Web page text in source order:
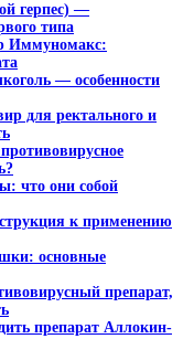
герпес) —
типа
Иммуномакс:
— особенности
для ректального и
что они собой
к применению
основные
препарат,
препарат Аллокин-